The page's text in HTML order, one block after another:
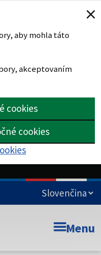
aby mohla táto
akceptovaním
cookies
cookies
Menu